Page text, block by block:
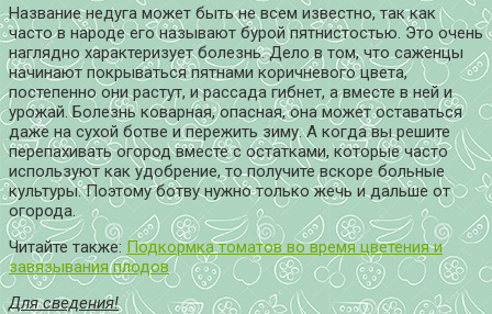
Название недуга может быть не всем известно, так как
часто в народе его называют бурой пятнистостью. Это очень
наглядно характеризует болезнь. Дело в том, что саженцы
начинают покрываться пятнами коричневого цвета,
постепенно они растут, и рассада гибнет, а вместе в ней и
урожай. Болезнь коварная, опасная, она может оставаться
даже на сухой ботве и пережить зиму. А когда вы решите
перепахивать огород вместе с остатками, которые часто
используют как удобрение, то получите вскоре больные
культуры. Поэтому ботву нужно только жечь и дальше от
огорода.
Читайте также: Подкормка томатов во время цветения и
завязывания плодов
Для сведения!